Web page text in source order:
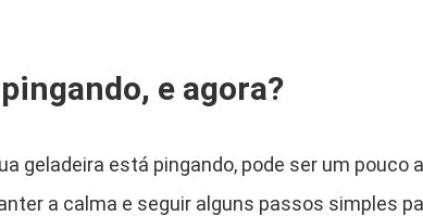
e agora?
geladeira está pingando, pode ser um pouco
a calma e seguir alguns passos simples